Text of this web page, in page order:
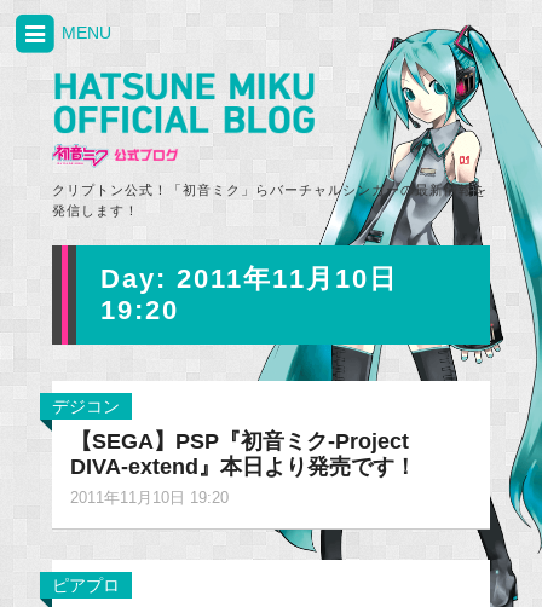
クリプトン公式！「初音ミク」らバーチャルシンガーの最新情報を
発信します！
MENU
Day: 2011年11月10日
19:20
デジコン
【SEGA】PSP『初音ミク-Project
DIVA-extend』本日より発売です！
2011年11月10日 19:20
ピアプロ